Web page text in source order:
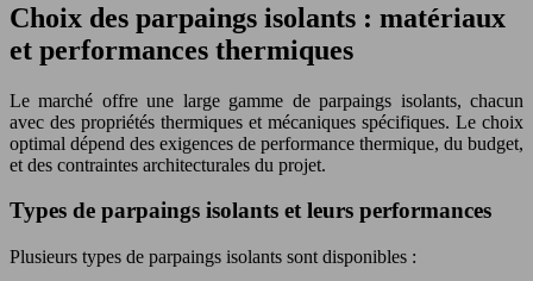
Choix des parpaings isolants : matériaux
et performances thermiques
Le marché offre une large gamme de parpaings isolants, chacun
avec des propriétés thermiques et mécaniques spécifiques. Le choix
optimal dépend des exigences de performance thermique, du budget,
et des contraintes architecturales du projet.
Types de parpaings isolants et leurs performances
Plusieurs types de parpaings isolants sont disponibles :